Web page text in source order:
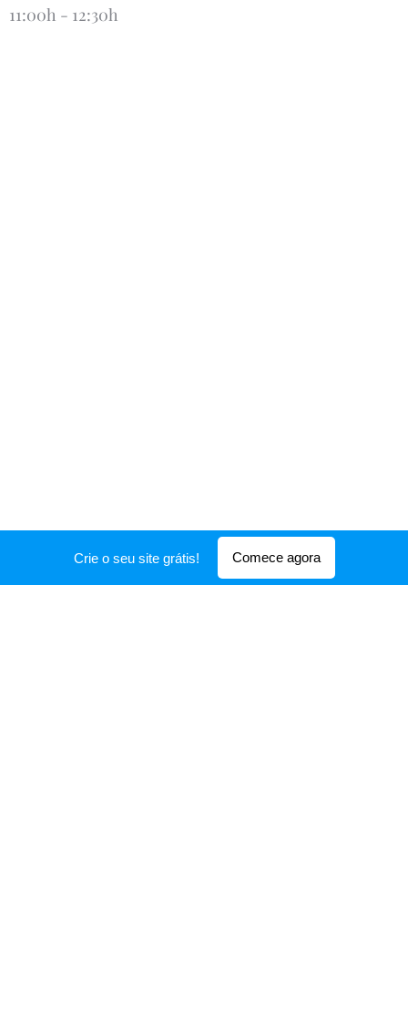
11:00h - 12:30h
Crie o seu site grátis! Comece agora